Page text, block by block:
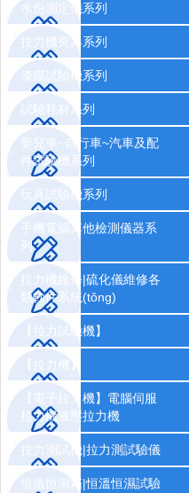
水份測定儀系列
拉力機夾具系列
漆膜試驗機系列
試驗耗材系列
嬰兒車~自行車~汽車及配
件試驗機系列
玩具試驗機系列
手機電腦其他檢測儀器系
列
拉力機維修|硫化儀維修各
類軟件系統(tǒng)
【拉力試驗機】
【拉力機】
【電子拉力機】電腦伺服
拉力機液壓拉力機
拉力測試機|拉力測試驗儀
恒溫恒濕箱|恒溫恒濕試驗